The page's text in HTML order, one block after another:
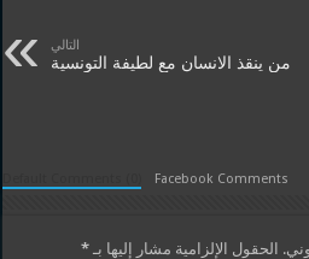
التالي
من ينقذ الانسان مع لطيفة التونسية
Facebook Comments
الحقول الإلزامية مشار إليها بـ*